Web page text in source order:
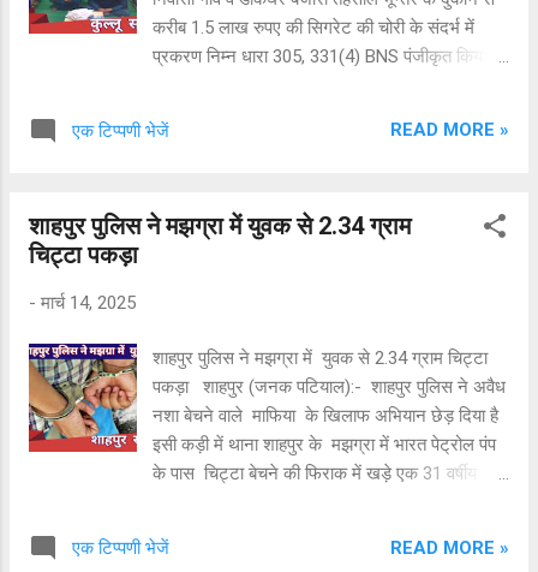
करीब 1.5 लाख रुपए की सिगरेट की चोरी के संदर्भ में
प्रकरण निम्न धारा 305, 331(4) BNS पंजीकृत किया
अश्विनी कुमार (44 वर्ष) पुत्र ध्यान सिंह निवासी गांव
वार्ड नंबर 4, डाकघर ढालपुर तहसील व जिला कुल्लू को
एक टिप्पणी भेजें READ MORE »
शाहपुर पुलिस ने मझग्रा में युवक से 2.34 ग्राम
चिट्टा पकड़ा
- मार्च 14, 2025
शाहपुर पुलिस ने मझग्रा में युवक से 2.34 ग्राम चिट्टा
पकड़ा शाहपुर (जनक पटियाल):- शाहपुर पुलिस ने अवैध
नशा बेचने वाले माफिया के खिलाफ अभियान छेड़ दिया है
इसी कड़ी में थाना शाहपुर के मझग्रा में भारत पेट्रोल पंप
के पास चिट्टा बेचने की फिराक में खड़े एक 31 वर्षीय
सिंह निवासी मझग्रा के तौर पर हुई है ।जानकारी अनुसार
एक टिप्पणी भेजें READ MORE »